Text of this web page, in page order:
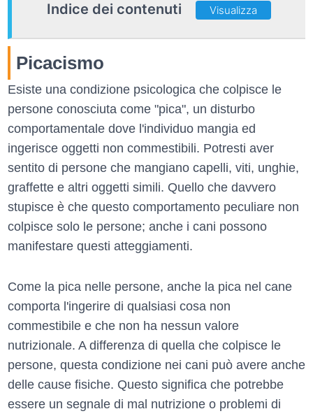
Indice dei contenuti Visualizza
Picacismo
Esiste una condizione psicologica che colpisce le
persone conosciuta come "pica", un disturbo
comportamentale dove l'individuo mangia ed
ingerisce oggetti non commestibili. Potresti aver
sentito di persone che mangiano capelli, viti, unghie,
graffette e altri oggetti simili. Quello che davvero
stupisce è che questo comportamento peculiare non
colpisce solo le persone; anche i cani possono
manifestare questi atteggiamenti.
Come la pica nelle persone, anche la pica nel cane
comporta l'ingerire di qualsiasi cosa non
commestibile e che non ha nessun valore
nutrizionale. A differenza di quella che colpisce le
persone, questa condizione nei cani può avere anche
delle cause fisiche. Questo significa che potrebbe
essere un segnale di mal nutrizione o problemi di